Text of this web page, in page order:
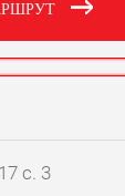
с. 3